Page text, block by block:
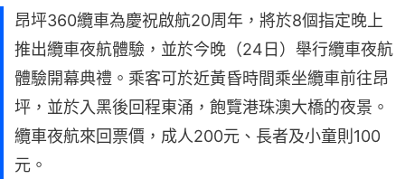
昂坪360纜車為慶祝啟航20周年，將於8個指定晚上
推出纜車夜航體驗，並於今晚（24日）舉行纜車夜航
體驗開幕典禮。乘客可於近黃昏時間乘坐纜車前往昂
坪，並於入黑後回程東涌，飽覽港珠澳大橋的夜景。
纜車夜航來回票價，成人200元、長者及小童則100
元。